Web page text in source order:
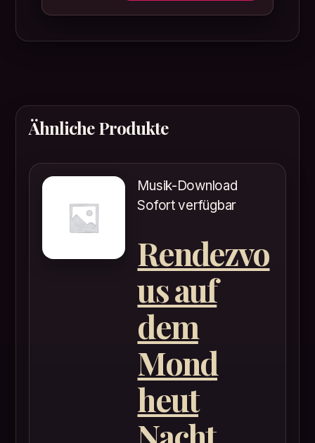
Ähnliche Produkte
Musik-Download
Sofort verfügbar
Rendezvo
us auf
dem
Mond
heut